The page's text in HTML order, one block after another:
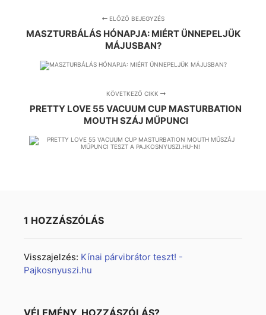
ELŐZŐ BEJEGYZÉS
MASZTURBÁLÁS HÓNAPJA: MIÉRT ÜNNEPELJÜK
MÁJUSBAN?
KÖVETKEZŐ CIKK
PRETTY LOVE 55 VACUUM CUP MASTURBATION
MOUTH SZÁJ MŰPUNCI
1 HOZZÁSZÓLÁS
Visszajelzés: Kínai párvibrátor teszt! -
Pajkosnyuszi.hu
VÉLEMÉNY, HOZZÁSZÓLÁS?